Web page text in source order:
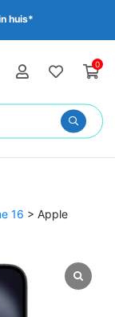
huis*
0
16 > Apple